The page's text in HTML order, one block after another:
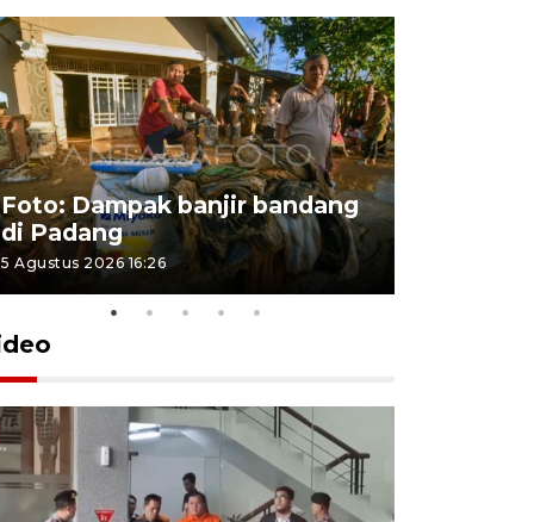
Foto: Dampak banjir bandang
di Padang
5 Agustus 2026 16:26